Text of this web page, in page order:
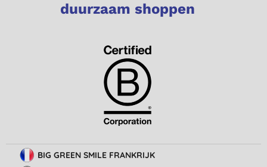
duurzaam shoppen
BIG GREEN SMILE FRANKRIJK